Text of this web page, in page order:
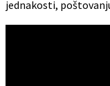
jednakosti,